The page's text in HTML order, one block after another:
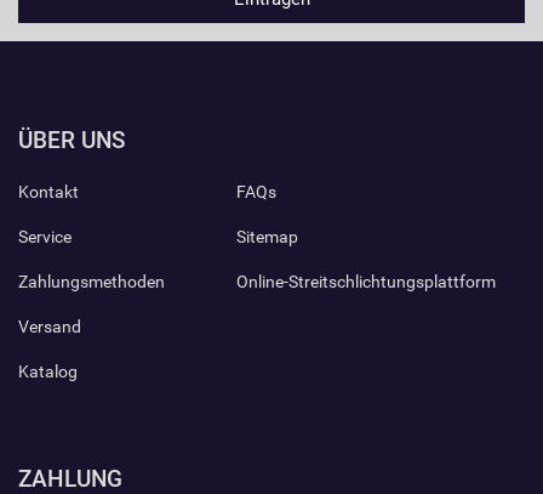
ÜBER UNS
Kontakt
Service
Zahlungsmethoden
Versand
Katalog
FAQs
Sitemap
Online-Streitschlichtungsplattform
ZAHLUNG